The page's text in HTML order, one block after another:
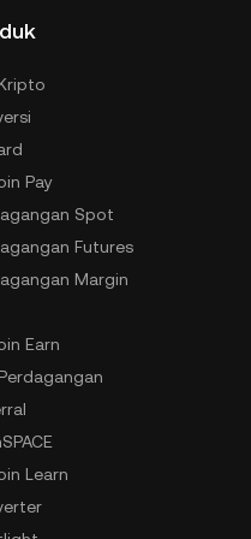
Pay
Spot
Futures
Margin
Earn
Learn